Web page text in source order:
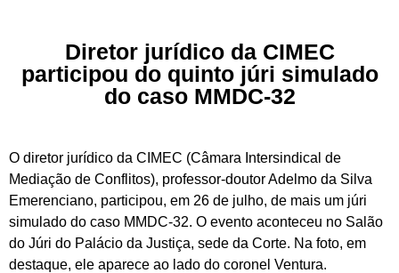
Diretor jurídico da CIMEC
participou do quinto júri simulado
do caso MMDC-32
O diretor jurídico da CIMEC (Câmara Intersindical de
Mediação de Conflitos), professor-doutor Adelmo da Silva
Emerenciano, participou, em 26 de julho, de mais um júri
simulado do caso MMDC-32. O evento aconteceu no Salão
do Júri do Palácio da Justiça, sede da Corte. Na foto, em
destaque, ele aparece ao lado do coronel Ventura.